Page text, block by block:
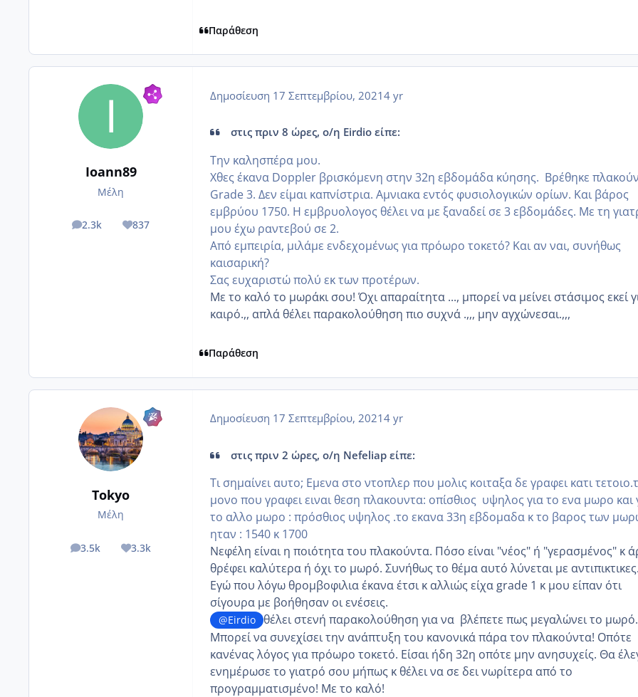
Παράθεση
Ioann89
Μέλη
2.3k
posts 837
Reputation
Δημοσίευση 17 Σεπτεμβρίου, 20214 yr
στις πριν 8 ώρες, ο/η Eirdio είπε:
Την καλησπέρα μου.
Χθες έκανα Doppler βρισκόμενη στην 32η εβδομάδα κύησης. Βρέθηκε
Grade 3. Δεν είμαι καπνίστρια. Αμνιακα εντός φυσιολογικών ορίων. Και βάρος
εμβρύου 1750. Η εμβρυολογος θέλει να με ξαναδεί σε 3 εβδομάδες. Με τη
μου έχω ραντεβού σε 2.
Από εμπειρία, μιλάμε ενδεχομένως για πρόωρο τοκετό? Και αν ναι, συνήθως
καισαρική?
Σας ευχαριστώ πολύ εκ των προτέρων.
Με το καλό το μωράκι σου! Όχι απαραίτητα ..., μπορεί να μείνει στάσιμος εκεί
καιρό.,, απλά θέλει παρακολούθηση πιο συχνά .,,, μην αγχώνεσαι.,,,
Παράθεση
Tokyo
Μέλη
3.5k
posts 3.3k
Reputation
Δημοσίευση 17 Σεπτεμβρίου, 20214 yr
στις πριν 2 ώρες, ο/η Nefeliap είπε:
Τι σημαίνει αυτο; Εμενα στο ντοπλερ που μολις κοιταξα δε γραφει κατι
μονο που γραφει ειναι θεση πλακουντα: οπίσθιος υψηλος για το ενα μωρο και
το αλλο μωρο : πρόσθιος υψηλος .το εκανα 33η εβδομαδα κ το βαρος των
ηταν : 1540 κ 1700
Νεφέλη είναι η ποιότητα του πλακούντα. Πόσο είναι "νέος" ή "γερασμένος" κ
θρέφει καλύτερα ή όχι το μωρό. Συνήθως το θέμα αυτό λύνεται με αντιπικτικες.
Εγώ που λόγω θρομβοφιλια έκανα έτσι κ αλλιώς είχα grade 1 κ μου είπαν ότι
σίγουρα με βοήθησαν οι ενέσεις.
@Eirdio
θέλει στενή παρακολούθηση για να βλέπετε πως μεγαλώνει το μωρό.
Μπορεί να συνεχίσει την ανάπτυξη του κανονικά πάρα τον πλακούντα! Οπότε
κανένας λόγος για πρόωρο τοκετό. Είσαι ήδη 32η οπότε μην ανησυχείς. Θα
ενημέρωσε το γιατρό σου μήπως κ θέλει να σε δει νωρίτερα από το
προγραμματισμένο! Με το καλό!